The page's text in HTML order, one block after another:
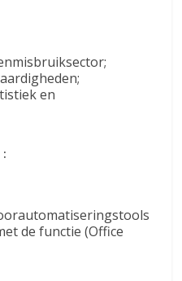
en
de functie (Office